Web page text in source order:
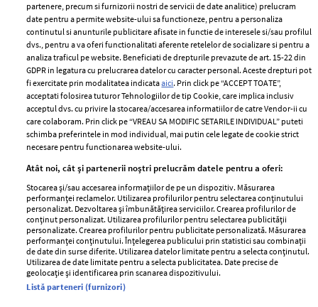
ELLE Style Awards
2024
Despre ELLE
Romania
Contact
Abonamente
Termeni si conditii
Politica de
confidențialitate
Politica de cookies
Publicitate
GSP
Unica
Baby
Retete
femei
Viva
Avantaje
Retete practice
Pariază responsabil! Decizia ONJN nr. 821/25.09.2025.
Jocurile de noroc sunt interzise minorilor.
partenere, precum si furnizorii nostri de servicii de date analitice) prelucram
date pentru a permite website-ului sa functioneze, pentru a personaliza
continutul si anunturile publicitare afisate in functie de interesele si/sau profilul
dvs., pentru a va oferi functionalitati aferente retelelor de socializare si pentru a
analiza traficul pe website. Beneficiati de drepturile prevazute de art. 15-22 din
GDPR in legatura cu prelucrarea datelor cu caracter personal. Aceste drepturi pot
fi exercitate prin modalitatea indicataaici. Prin click pe “ACCEPT TOATE”,
acceptati folosirea tuturor Tehnologiilor de tip Cookie, care implica inclusiv
acceptul dvs. cu privire la stocarea/accesarea informatiilor de catre Vendor-ii cu
care colaboram. Prin click pe “VREAU SA MODIFIC SETARILE INDIVIDUAL” puteti
schimba preferintele in mod individual, mai putin cele legate de cookie strict
necesare pentru functionarea website-ului.
Atât noi, cât și partenerii noștri prelucrăm datele pentru a oferi:
Stocarea și/sau accesarea informațiilor de pe un dispozitiv. Măsurarea
performanței reclamelor. Utilizarea profilurilor pentru selectarea conținutului
personalizat. Dezvoltarea și îmbunătățirea serviciilor. Crearea profilurilor de
conținut personalizat. Utilizarea profilurilor pentru selectarea publicității
personalizate. Crearea profilurilor pentru publicitate personalizată. Măsurarea
performanței conținutului. Înțelegerea publicului prin statistici sau combinații
de date din surse diferite. Utilizarea datelor limitate pentru a selecta conținutul.
Utilizarea de date limitate pentru a selecta publicitatea. Date precise de
geolocație și identificarea prin scanarea dispozitivului.
Listă parteneri (furnizori)